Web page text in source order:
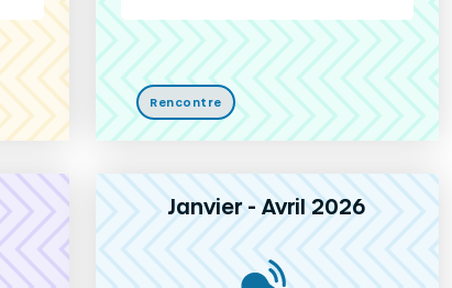
Rencontre
Janvier - Avril 2026